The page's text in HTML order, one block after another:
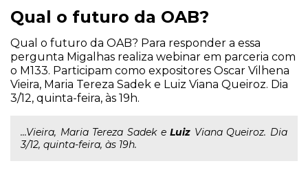
Qual o futuro da OAB?
Qual o futuro da OAB? Para responder a essa
pergunta Migalhas realiza webinar em parceria com
o M133. Participam como expositores Oscar Vilhena
Vieira, Maria Tereza Sadek e Luiz Viana Queiroz. Dia
3/12, quinta-feira, às 19h.
...Vieira, Maria Tereza Sadek eLuiz Viana Queiroz. Dia
3/12, quinta-feira, às 19h.